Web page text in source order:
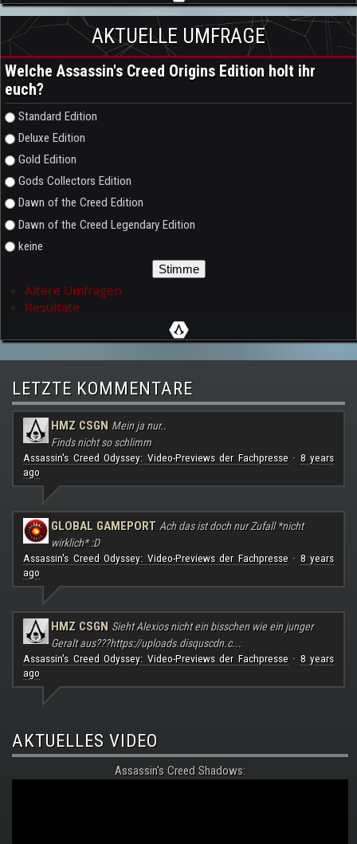
AKTUELLE UMFRAGE
Welche Assassin's Creed Origins Edition holt ihr
euch?
Auswahlmöglichkeiten
Standard Edition
Deluxe Edition
Gold Edition
Gods Collectors Edition
Dawn of the Creed Edition
Dawn of the Creed Legendary Edition
keine
Ältere Umfragen
Resultate
LETZTE KOMMENTARE
HMZ CSGN Mein ja nur..
Finds nicht so schlimm
Assassin's Creed Odyssey: Video-Previews der Fachpresse· 8 years
ago
GLOBAL GAMEPORT Ach das ist doch nur Zufall *nicht
wirklich* :D
Assassin's Creed Odyssey: Video-Previews der Fachpresse· 8 years
ago
HMZ CSGN Sieht Alexios nicht ein bisschen wie ein junger
Geralt aus???https://uploads.disquscdn.c...
Assassin's Creed Odyssey: Video-Previews der Fachpresse· 8 years
ago
AKTUELLES VIDEO
Assassin's Creed Shadows: